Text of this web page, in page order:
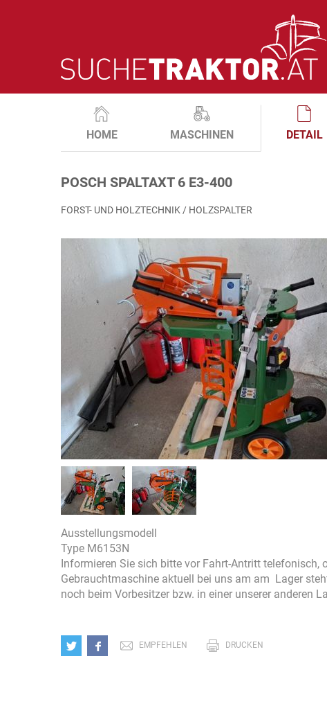
HOME MASCHINEN DETAIL
POSCH SPALTAXT 6 E3-400
FORST- UND HOLZTECHNIK / HOLZSPALTER
Ausstellungsmodell
Type M6153N
Informieren Sie sich bitte vor Fahrt-Antritt telefonisch,
Gebrauchtmaschine aktuell bei uns am am Lager
noch beim Vorbesitzer bzw. in einer unserer anderen
EMPFEHLEN DRUCKEN